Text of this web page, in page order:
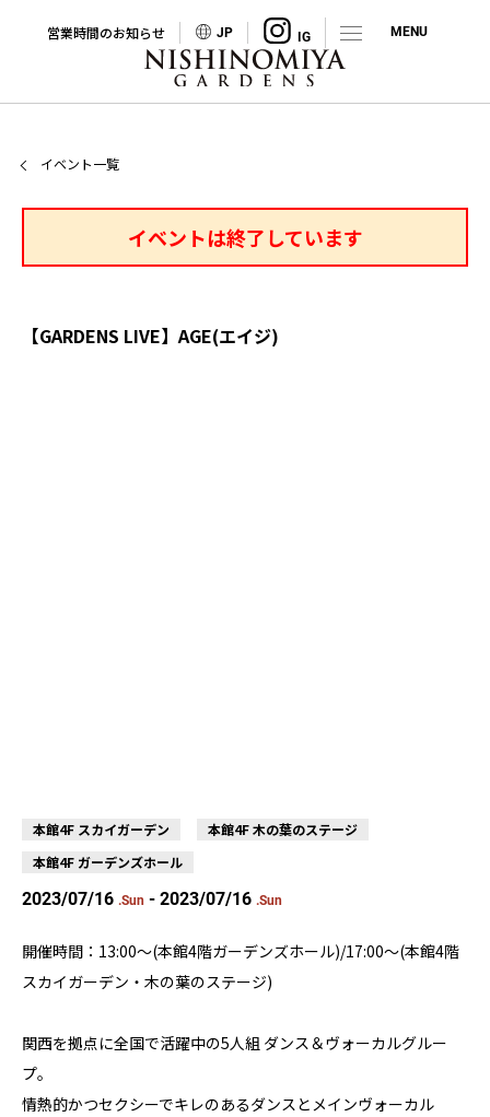
営業時間のお知らせ JP
イベント一覧
イベントは終了しています
【GARDENS LIVE】AGE(エイジ)
本館4F スカイガーデン
本館4F 木の葉のステージ
本館4F ガーデンズホール
2023/07/16 .Sun - 2023/07/16 .Sun
開催時間：13:00～(本館4階ガーデンズホール)/17:00～(本館4階
スカイガーデン・木の葉のステージ)
関西を拠点に全国で活躍中の5人組 ダンス＆ヴォーカルグルー
プ。
情熱的かつセクシーでキレのあるダンスとメインヴォーカル